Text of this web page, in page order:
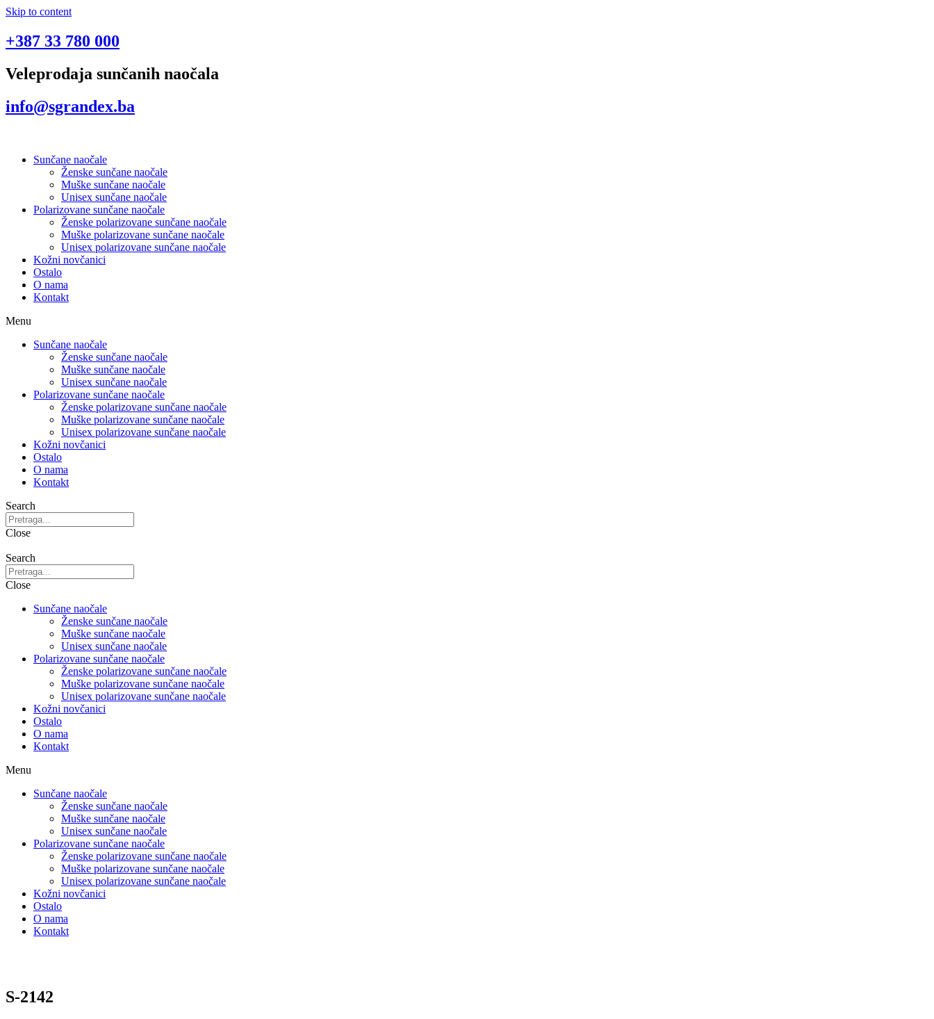
Skip to content
+387 33 780 000
Veleprodaja sunčanih naočala
info@sgrandex.ba
Sunčane naočale
Ženske sunčane naočale
Muške sunčane naočale
Unisex sunčane naočale
Polarizovane sunčane naočale
Ženske polarizovane sunčane naočale
Muške polarizovane sunčane naočale
Unisex polarizovane sunčane naočale
Kožni novčanici
Ostalo
O nama
Kontakt
Menu
Sunčane naočale
Ženske sunčane naočale
Muške sunčane naočale
Unisex sunčane naočale
Polarizovane sunčane naočale
Ženske polarizovane sunčane naočale
Muške polarizovane sunčane naočale
Unisex polarizovane sunčane naočale
Kožni novčanici
Ostalo
O nama
Kontakt
Search
Close
Search
Close
Sunčane naočale
Ženske sunčane naočale
Muške sunčane naočale
Unisex sunčane naočale
Polarizovane sunčane naočale
Ženske polarizovane sunčane naočale
Muške polarizovane sunčane naočale
Unisex polarizovane sunčane naočale
Kožni novčanici
Ostalo
O nama
Kontakt
Menu
Sunčane naočale
Ženske sunčane naočale
Muške sunčane naočale
Unisex sunčane naočale
Polarizovane sunčane naočale
Ženske polarizovane sunčane naočale
Muške polarizovane sunčane naočale
Unisex polarizovane sunčane naočale
Kožni novčanici
Ostalo
O nama
Kontakt
S-2142